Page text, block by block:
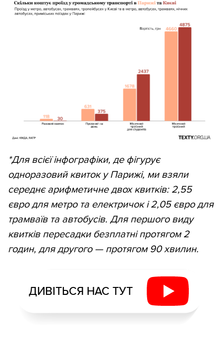
*Для всієї інфографіки, де фігурує
одноразовий квиток у Парижі, ми взяли
середнє арифметичне двох квитків: 2,55
євро для метро та електричок і 2,05 євро для
трамваїв та автобусів. Для першого виду
квитків пересадки безплатні протягом 2
годин, для другого — протягом 90 хвилин.
ДИВІТЬСЯ НАС ТУТ